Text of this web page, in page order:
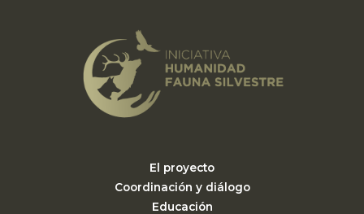
El proyecto
Coordinación y diálogo
Educación